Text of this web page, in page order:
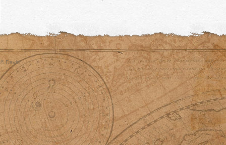
© David